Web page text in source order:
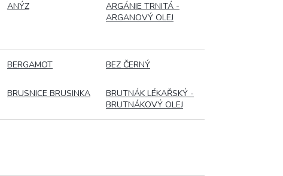
ANÝZ
ARGÁNIE TRNITÁ -
ARGANOVÝ OLEJ
BERGAMOT BEZ ČERNÝ
BRUSNICE BRUSINKA
BRUTNÁK LÉKAŘSKÝ -
BRUTNÁKOVÝ OLEJ